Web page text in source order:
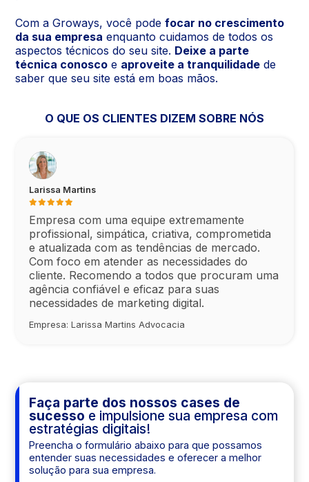
Com a Groways, você podefocar no crescimento
da sua empresa enquanto cuidamos de todos os
aspectos técnicos do seu site. Deixe a parte
técnica conosco e aproveite a tranquilidade de
saber que seu site está em boas mãos.
O QUE OS CLIENTES DIZEM SOBRE NÓS
Empresa com uma equipe extremamente
profissional, simpática, criativa, comprometida
e atualizada com as tendências de mercado.
Com foco em atender as necessidades do
cliente. Recomendo a todos que procuram uma
agência confiável e eficaz para suas
necessidades de marketing digital.
Empresa: Larissa Martins Advocacia
Larissa Martins
Faça parte dos nossos cases de
sucesso e impulsione sua empresa com
estratégias digitais!
Preencha o formulário abaixo para que possamos
entender suas necessidades e oferecer a melhor
solução para sua empresa.